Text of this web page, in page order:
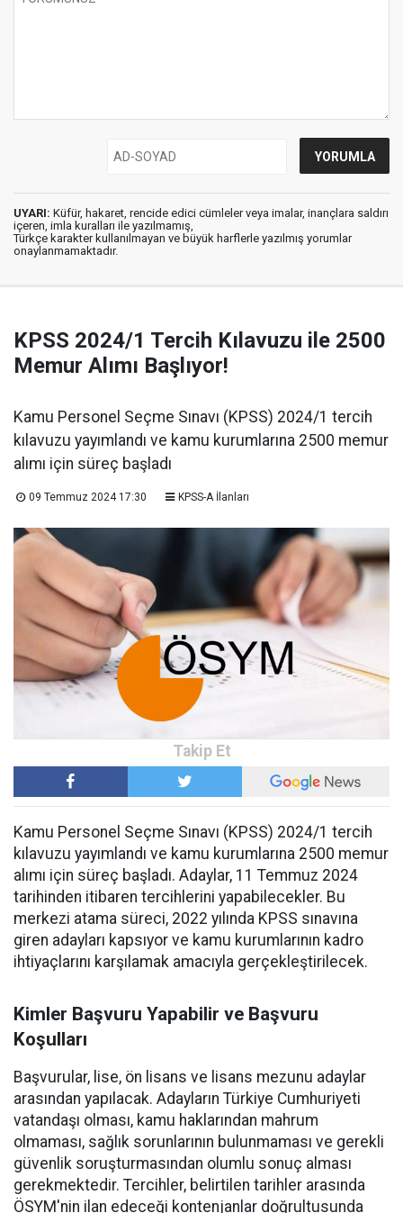
UYARI: Küfür, hakaret, rencide edici cümleler veya imalar, inançlara saldırı
içeren, imla kuralları ile yazılmamış,
Türkçe karakter kullanılmayan ve büyük harflerle yazılmış yorumlar
onaylanmamaktadır.
KPSS 2024/1 Tercih Kılavuzu ile 2500
Memur Alımı Başlıyor!
Kamu Personel Seçme Sınavı (KPSS) 2024/1 tercih
kılavuzu yayımlandı ve kamu kurumlarına 2500 memur
alımı için süreç başladı
09 Temmuz 2024 17:30 KPSS-A İlanları
Kamu Personel Seçme Sınavı (KPSS) 2024/1 tercih
kılavuzu yayımlandı ve kamu kurumlarına 2500 memur
alımı için süreç başladı. Adaylar, 11 Temmuz 2024
tarihinden itibaren tercihlerini yapabilecekler. Bu
merkezi atama süreci, 2022 yılında KPSS sınavına
giren adayları kapsıyor ve kamu kurumlarının kadro
ihtiyaçlarını karşılamak amacıyla gerçekleştirilecek.
Kimler Başvuru Yapabilir ve Başvuru
Koşulları
Başvurular, lise, ön lisans ve lisans mezunu adaylar
arasından yapılacak. Adayların Türkiye Cumhuriyeti
vatandaşı olması, kamu haklarından mahrum
olmaması, sağlık sorunlarının bulunmaması ve gerekli
güvenlik soruşturmasından olumlu sonuç alması
gerekmektedir. Tercihler, belirtilen tarihler arasında
ÖSYM'nin ilan edeceği kontenjanlar doğrultusunda